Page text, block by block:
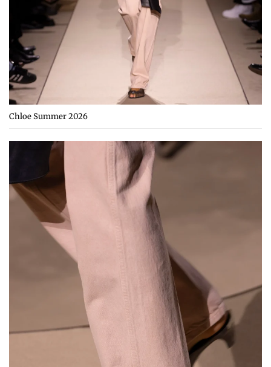
Chloe Summer 2026